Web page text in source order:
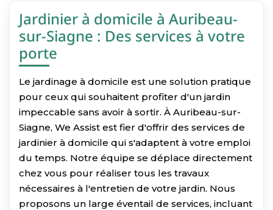
Jardinier à domicile à Auribeau-
sur-Siagne : Des services à votre
porte
Le jardinage à domicile est une solution pratique
pour ceux qui souhaitent profiter d'un jardin
impeccable sans avoir à sortir. À Auribeau-sur-
Siagne, We Assist est fier d'offrir des services de
jardinier à domicile qui s'adaptent à votre emploi
du temps. Notre équipe se déplace directement
chez vous pour réaliser tous les travaux
nécessaires à l'entretien de votre jardin. Nous
proposons un large éventail de services, incluant